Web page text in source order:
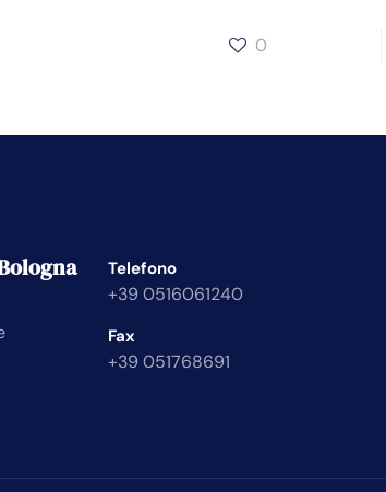
0
Telefono
+39 0516061240
Fax
+39 051768691